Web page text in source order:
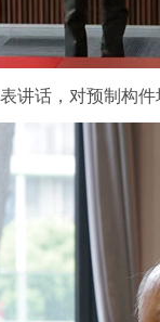
讲话，对预制构